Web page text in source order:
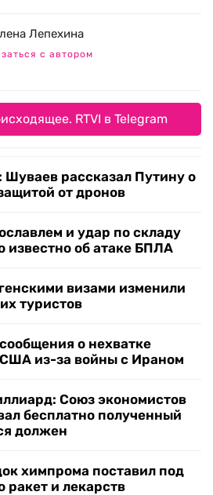
Лепехина
с автором
RTVI в Telegram
Шуваев рассказал Путину о
от дронов
и удар по складу
известно об атаке БПЛА
визами изменили
туристов
о нехватке
из-за войны с Ираном
Союз экономистов
бесплатно полученный
должен
химпрома поставил под
ракет и лекарств